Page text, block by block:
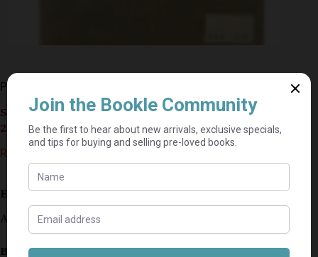
Piet-My-Vrou En Nagspel – Chris Barnard
Seller currently on holiday until September 4,
2026.
R
Estimated delivery: 2–9 business days
A softcover copy in good condition.
Book Condition:Good